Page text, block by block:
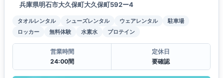
兵庫県明石市大久保町大久保町592ー4
タオルレンタル シューズレンタル ウェアレンタル
駐車場
ロッカー
無料体験 水素水 プロテイン
営業時間
24:00間
定休日
要確認